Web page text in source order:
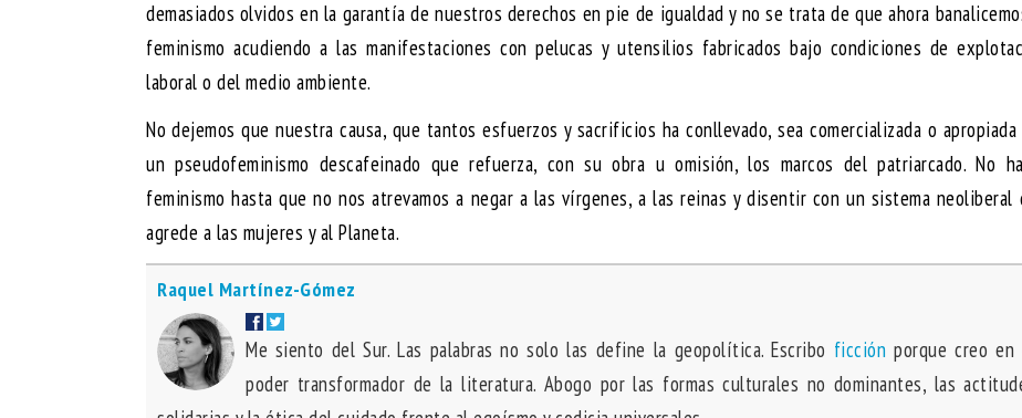
demasiados olvidos en la garantía de nuestros derechos en pie de igualdad y no se trata de que ahora
feminismo acudiendo a las manifestaciones con pelucas y utensilios fabricados bajo condiciones de
laboral o del medio ambiente.
No dejemos que nuestra causa, que tantos esfuerzos y sacrificios ha conllevado, sea comercializada o
un pseudofeminismo descafeinado que refuerza, con su obra u omisión, los marcos del patriarcado. No
feminismo hasta que no nos atrevamos a negar a las vírgenes, a las reinas y disentir con un sistema neoliberal
agrede a las mujeres y al Planeta.
Raquel Martínez-Gómez
Me siento del Sur. Las palabras no solo las define la geopolítica. Escribo ficción porque creo en
poder transformador de la literatura. Abogo por las formas culturales no dominantes, las